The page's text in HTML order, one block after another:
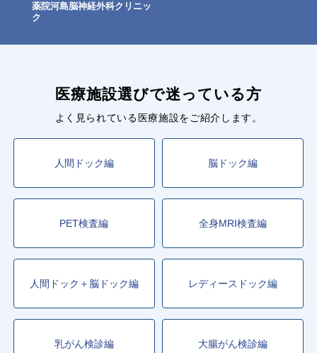
薬院河島脳神経外科クリニッ
ク
医療施設選びで迷っている方
よく見られている医療施設をご紹介します。
人間ドック編 脳ドック編
PET検査編 全身MRI検査編
人間ドック＋脳ドック編 レディースドック編
乳がん検診編 大腸がん検診編